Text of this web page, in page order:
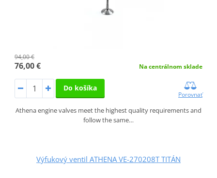
94,00 €
76,00 € Na centrálnom sklade
Do košíka
Porovnať
Athena engine valves meet the highest quality requirements and
follow the same…
Výfukový ventil ATHENA VE-270208T TITÁN